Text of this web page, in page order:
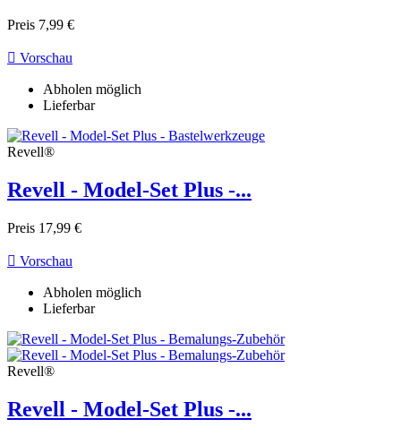
Preis 7,99 €
 Vorschau
Abholen möglich
Lieferbar
Revell®
Revell - Model-Set Plus -...
Preis 17,99 €
 Vorschau
Abholen möglich
Lieferbar
Revell®
Revell - Model-Set Plus -...